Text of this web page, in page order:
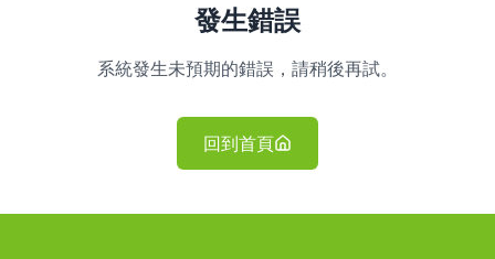
發生錯誤
系統發生未預期的錯誤，請稍後再試。
回到首頁